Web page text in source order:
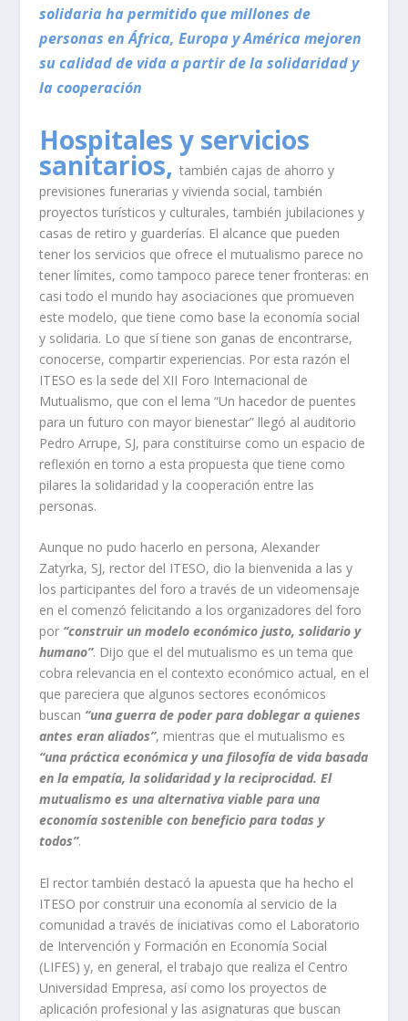
solidaria ha permitido que millones de
personas en África, Europa y América mejoren
su calidad de vida a partir de la solidaridad y
la cooperación
Hospitales y servicios
sanitarios, también cajas de ahorro y
previsiones funerarias y vivienda social, también
proyectos turísticos y culturales, también jubilaciones y
casas de retiro y guarderías. El alcance que pueden
tener los servicios que ofrece el mutualismo parece no
tener límites, como tampoco parece tener fronteras: en
casi todo el mundo hay asociaciones que promueven
este modelo, que tiene como base la economía social
y solidaria. Lo que sí tiene son ganas de encontrarse,
conocerse, compartir experiencias. Por esta razón el
ITESO es la sede del XII Foro Internacional de
Mutualismo, que con el lema “Un hacedor de puentes
para un futuro con mayor bienestar” llegó al auditorio
Pedro Arrupe, SJ, para constituirse como un espacio de
reflexión en torno a esta propuesta que tiene como
pilares la solidaridad y la cooperación entre las
personas.
Aunque no pudo hacerlo en persona, Alexander
Zatyrka, SJ, rector del ITESO, dio la bienvenida a las y
los participantes del foro a través de un videomensaje
en el comenzó felicitando a los organizadores del foro
por “construir un modelo económico justo, solidario y
humano”. Dijo que el del mutualismo es un tema que
cobra relevancia en el contexto económico actual, en el
que pareciera que algunos sectores económicos
buscan “una guerra de poder para doblegar a quienes
antes eran aliados”, mientras que el mutualismo es
“una práctica económica y una filosofía de vida basada
en la empatía, la solidaridad y la reciprocidad. El
mutualismo es una alternativa viable para una
economía sostenible con beneficio para todas y
todos”.
El rector también destacó la apuesta que ha hecho el
ITESO por construir una economía al servicio de la
comunidad a través de iniciativas como el Laboratorio
de Intervención y Formación en Economía Social
(LIFES) y, en general, el trabajo que realiza el Centro
Universidad Empresa, así como los proyectos de
aplicación profesional y las asignaturas que buscan